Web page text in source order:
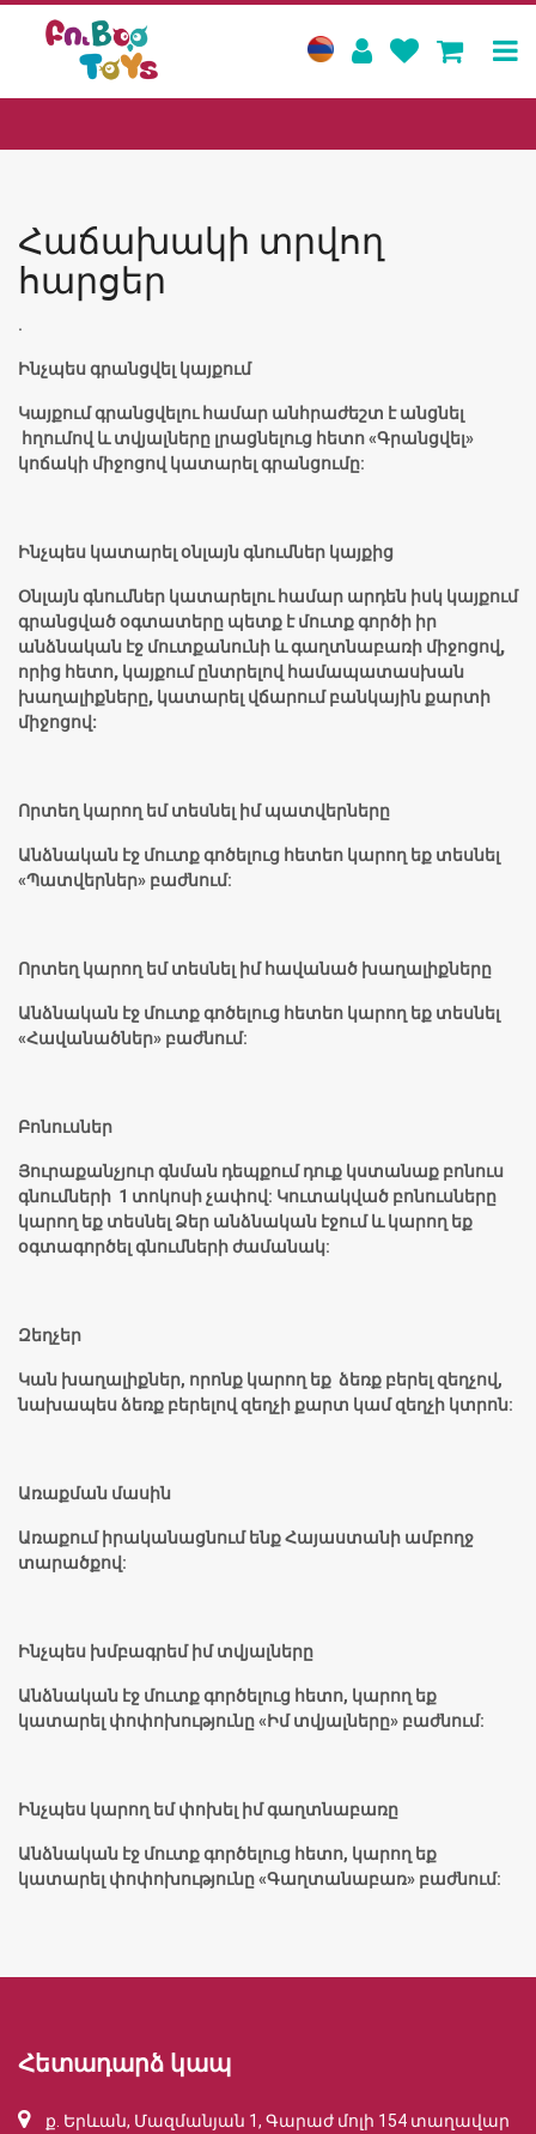
Հաճախակի տրվող
հարցեր
.
Ինչպես գրանցվել կայքում
Կայքում գրանցվելու համար անհրաժեշտ է անցնել
հղումով և տվյալները լրացնելուց հետո «Գրանցվել»
կոճակի միջոցով կատարել գրանցումը:
Ինչպես կատարել օնլայն գնումներ կայքից
Օնլայն գնումներ կատարելու համար արդեն իսկ կայքում
գրանցված օգտատերը պետք է մուտք գործի իր
անձնական էջ մուտքանունի և գաղտնաբառի միջոցով,
որից հետո, կայքում ընտրելով համապատասխան
խաղալիքները, կատարել վճարում բանկային քարտի
միջոցով:
Որտեղ կարող եմ տեսնել իմ պատվերները
Անձնական էջ մուտք գոծելուց հետեո կարող եք տեսնել
«Պատվերներ» բաժնում:
Որտեղ կարող եմ տեսնել իմ հավանած խաղալիքները
Անձնական էջ մուտք գոծելուց հետեո կարող եք տեսնել
«Հավանածներ» բաժնում:
Բոնուսներ
Յուրաքանչյուր գնման դեպքում դուք կստանաք բոնուս
գնումների 1 տոկոսի չափով: Կուտակված բոնուսները
կարող եք տեսնել Ձեր անձնական էջում և կարող եք
օգտագործել գնումների ժամանակ:
Զեղչեր
Կան խաղալիքներ, որոնք կարող եք ձեռք բերել զեղչով,
նախապես ձեռք բերելով զեղչի քարտ կամ զեղչի կտրոն:
Առաքման մասին
Առաքում իրականացնում ենք Հայաստանի ամբողջ
տարածքով:
Ինչպես խմբագրեմ իմ տվյալները
Անձնական էջ մուտք գործելուց հետո, կարող եք
կատարել փոփոխությունը «Իմ տվյալները» բաժնում:
Ինչպես կարող եմ փոխել իմ գաղտնաբառը
Անձնական էջ մուտք գործելուց հետո, կարող եք
կատարել փոփոխությունը «Գաղտանաբառ» բաժնում:
Հետադարձ կապ
ք. Երևան, Մազմանյան 1, Գարաժ մոլի 154 տաղավար